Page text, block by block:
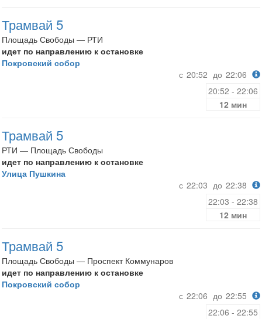
Трамвай 5
Площадь Свободы — РТИ
идет по направлению к остановке
Покровский собор
с 20:52 до 22:06
20:52 - 22:06
12 мин
Трамвай 5
РТИ — Площадь Свободы
идет по направлению к остановке
Улица Пушкина
с 22:03 до 22:38
22:03 - 22:38
12 мин
Трамвай 5
Площадь Свободы — Проспект Коммунаров
идет по направлению к остановке
Покровский собор
с 22:06 до 22:55
22:06 - 22:55